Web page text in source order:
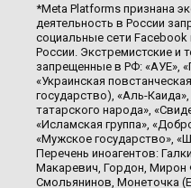
*Meta Platforms признана
деятельность в России
социальные сети
России. Экстремистские и
запрещенные в РФ: «АУЕ»,
«Украинская
государство), «Аль-
татарского народа»,
«Исламская группа»,
«Мужское государство»,
Перечень иноагентов:
Макаревич, Гордон,
Смольянинов, Монеточка